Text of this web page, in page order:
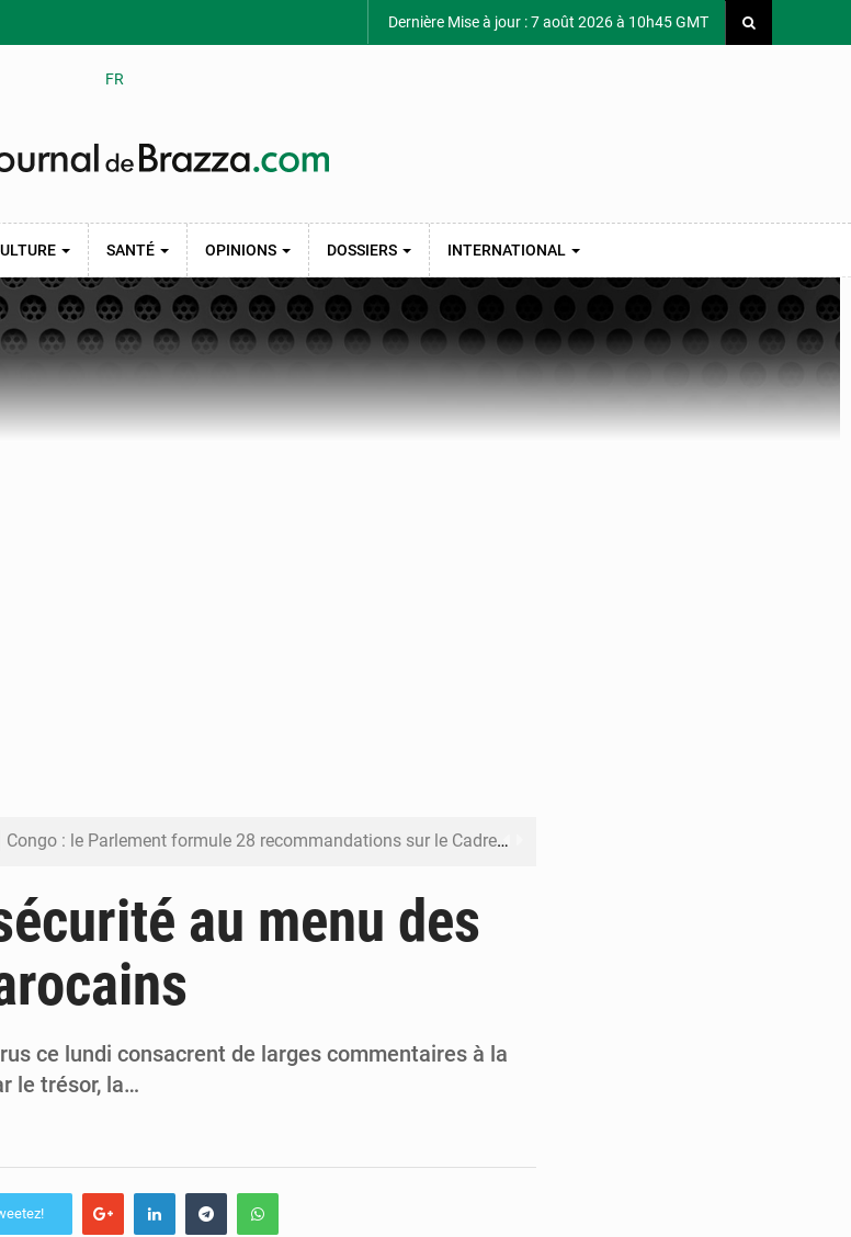
Dernière Mise à jour : 7 août 2026 à 10h45 GMT
FR
SANTÉ OPINIONS DOSSIERS INTERNATIONAL
Congo : le Parlement formule 28 recommandations sur le Cadre budgétaire 2027-2029
Congo : la Grande foire agricole pour renforcer la souveraineté alimentaire
Congo-RDC : Brazzaville et Kinshasa renforcent leur coopération en faveur de la jeunesse
au menu des
ce lundi consacrent de larges commentaires à la
le trésor, la…